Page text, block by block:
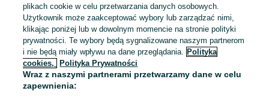
To ogłoszenie nie jest już dostępne
plikach cookie w celu przetwarzania danych osobowych.
Użytkownik może zaakceptować wybory lub zarządzać nimi,
klikając poniżej lub w dowolnym momencie na stronie polityki
prywatności. Te wybory będą sygnalizowane naszym partnerom
i nie będą miały wpływu na dane przeglądania. Polityka
cookies,
Polityka Prywatności
Wraz z naszymi partnerami przetwarzamy dane w celu
zapewnienia: